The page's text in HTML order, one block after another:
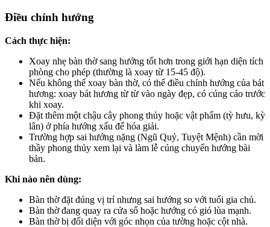
Điều chỉnh hướng
Cách thực hiện:
Xoay nhẹ bàn thờ sang hướng tốt hơn trong giới hạn diện tích
phòng cho phép (thường là xoay từ 15-45 độ).
Nếu không thể xoay bàn thờ, có thể điều chỉnh hướng của bát
hương: xoay bát hương từ từ vào ngày đẹp, có cúng cáo trước
khi xoay.
Đặt thêm một chậu cây phong thủy hoặc vật phẩm (tỳ hưu, kỳ
lân) ở phía hướng xấu để hóa giải.
Trường hợp sai hướng nặng (Ngũ Quỷ, Tuyệt Mệnh) cần mời
thầy phong thủy xem lại và làm lễ cúng chuyển hướng bài
bản.
Khi nào nên dùng:
Bàn thờ đặt đúng vị trí nhưng sai hướng so với tuổi gia chủ.
Bàn thờ đang quay ra cửa sổ hoặc hướng có gió lùa mạnh.
Bàn thờ bị đối diện với góc nhọn của tường hoặc cột nhà.